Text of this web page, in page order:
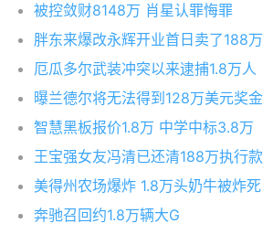
被控敛财8148万 肖星认罪悔罪
胖东来爆改永辉开业首日卖了188万
厄瓜多尔武装冲突以来逮捕1.8万人
曝兰德尔将无法得到128万美元奖金
智慧黑板报价1.8万 中学中标3.8万
王宝强女友冯清已还清188万执行款
美得州农场爆炸 1.8万头奶牛被炸死
奔驰召回约1.8万辆大G